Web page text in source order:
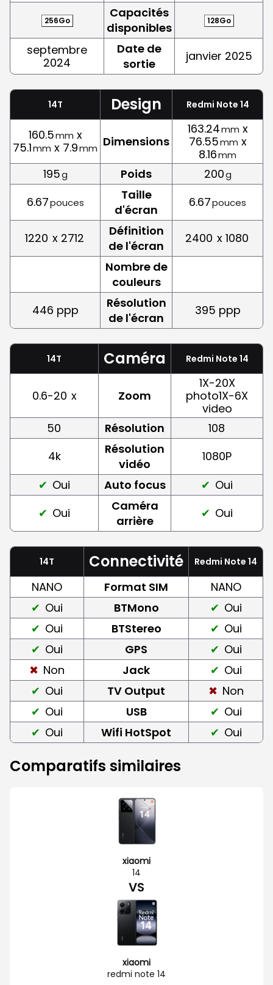
256Go
Capacités
disponibles
128Go
septembre
2024
Date de
sortie
janvier 2025
14T Design Redmi Note 14
160.5mm x
75.1mm x 7.9mm Dimensions
163.24mm x
76.55mm x
8.16mm
195g Poids 200g
6.67pouces
Taille
d'écran
6.67pouces
1220 x 2712
Définition
de l'écran
2400 x 1080
Nombre de
couleurs
446 ppp
Résolution
de l'écran
395 ppp
14T Caméra Redmi Note 14
0.6-20 x Zoom
1X-20X
photo1X-6X
video
50
Résolution
108
4k
Résolution
vidéo
1080P
Oui
Auto focus
Oui
Oui
Caméra
arrière
Oui
14T Connectivité Redmi Note 14
NANO Format SIM
NANO
Oui
BTMono
Oui
Oui
BTStereo
Oui
Oui
GPS
Oui
Non
Jack
Oui
Oui
TV Output
Non
Oui
USB
Oui
Oui
Wifi HotSpot Oui
Comparatifs similaires
xiaomi
14
VS
xiaomi
redmi note 14